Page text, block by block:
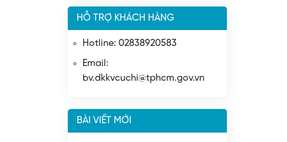
HỖ TRỢ KHÁCH HÀNG
Hotline: 02838920583
Email:
bv.dkkvcuchi@tphcm.gov.vn
BÀI VIẾT MỚI